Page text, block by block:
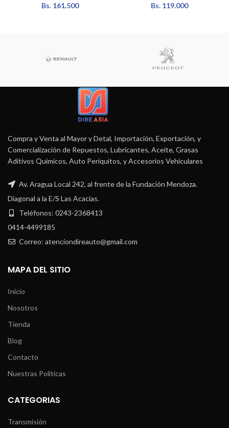
Bs.161.500 Bs.119.000
Compra y Venta al Mayor y Detal, Importación, Exportación, y
Comercialización de Repuestos, Lubricantes, Aceite, Grasas
Aditivos Químicos, Auto Periquitos, y Accesorios Vehiculares
Av. Aragua Local 242, al frente de la Fundación Mendoza.
Diagonal a la E/S Las Acacias.
Teléfonos: 0243-2368413
0414-4499185
Correo: atenciondireauto@gmail.com
MAPA DEL SITIO
Inicio
Nosotros
Tienda
Blog
Contacto
Nuestras Políticas
CATEGORIAS
Transmisión